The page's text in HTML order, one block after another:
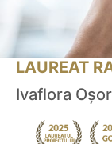
LAUREAT
Ivaflora